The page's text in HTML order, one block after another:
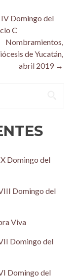
Domingo del
C
Nombramientos,
de Yucatán,
abril 2019 →
Domingo del
Domingo del
Viva
Domingo del
Domingo del